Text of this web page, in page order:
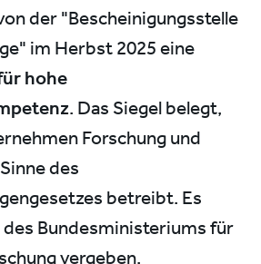
der "Bescheinigungsstelle
im Herbst 2025 eine
hohe
. Das Siegel belegt,
Forschung und
des
betreibt. Es
Bundesministeriums für